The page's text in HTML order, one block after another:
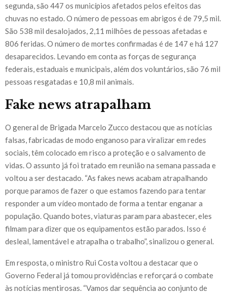
segunda, são 447 os municípios afetados pelos efeitos das
chuvas no estado. O número de pessoas em abrigos é de 79,5 mil.
São 538 mil desalojados, 2,11 milhões de pessoas afetadas e
806 feridas. O número de mortes confirmadas é de 147 e há 127
desaparecidos. Levando em conta as forças de segurança
federais, estaduais e municipais, além dos voluntários, são 76 mil
pessoas resgatadas e 10,8 mil animais.
Fake news atrapalham
O general de Brigada Marcelo Zucco destacou que as notícias
falsas, fabricadas de modo enganoso para viralizar em redes
sociais, têm colocado em risco a proteção e o salvamento de
vidas. O assunto já foi tratado em reunião na semana passada e
voltou a ser destacado. “As fakes news acabam atrapalhando
porque paramos de fazer o que estamos fazendo para tentar
responder a um vídeo montado de forma a tentar enganar a
população. Quando botes, viaturas param para abastecer, eles
filmam para dizer que os equipamentos estão parados. Isso é
desleal, lamentável e atrapalha o trabalho”, sinalizou o general.
Em resposta, o ministro Rui Costa voltou a destacar que o
Governo Federal já tomou providências e reforçará o combate
às notícias mentirosas. “Vamos dar sequência ao conjunto de